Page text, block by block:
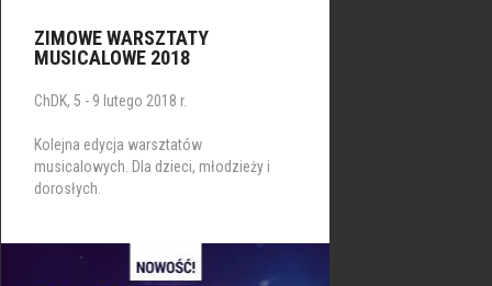
ZIMOWE WARSZTATY
MUSICALOWE 2018
ChDK, 5 - 9 lutego 2018 r.
Kolejna edycja warsztatów
musicalowych. Dla dzieci, młodzieży i
dorosłych.